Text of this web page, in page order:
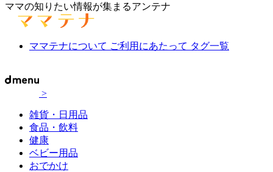
ママの知りたい情報が集まるアンテナ
ママテナについて ご利用にあたって タグ一覧
>
雑貨・日用品
食品・飲料
健康
ベビー用品
おでかけ